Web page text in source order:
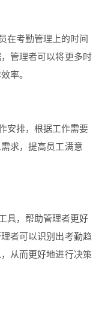
在考勤管理上的时间
管理者可以将更多时
率。
安排，根据工作需要
求，提高员工满意
具，帮助管理者更好
者可以识别出考勤趋
从而更好地进行决策